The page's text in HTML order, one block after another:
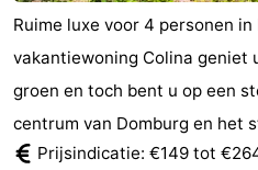
Ruime luxe voor 4 personen in
vakantiewoning Colina geniet
groen en toch bent u op een
centrum van Domburg en het
Prijsindicatie: €149 tot